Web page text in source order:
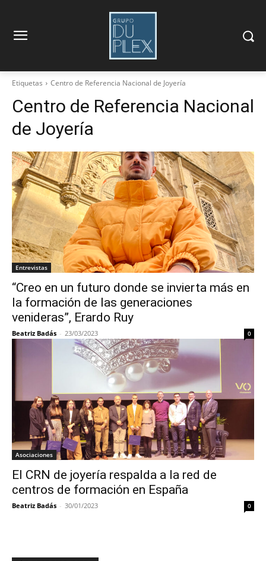
Etiquetas Centro de Referencia Nacional de Joyería
Centro de Referencia Nacional
de Joyería
Entrevistas
“Creo en un futuro donde se invierta más en
la formación de las generaciones
venideras”, Erardo Ruy
Beatriz Badás - 23/03/2023 0
Asociaciones
El CRN de joyería respalda a la red de
centros de formación en España
Beatriz Badás - 30/01/2023 0